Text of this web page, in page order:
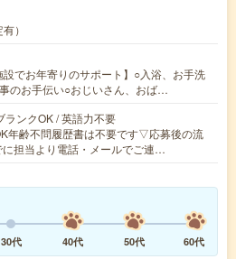
）
設でお年寄りのサポート】○入浴、お手洗
のお手伝い○おじいさん、おば…
ランクOK / 英語力不要
年齢不問履歴書は不要です▽応募後の流
担当より電話・メールでご連…
30代 40代 50代 60代